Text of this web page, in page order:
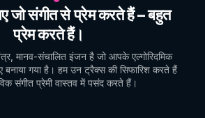
जो संगीत से प्रेम करते हैं – बहुत
प्रेम करते हैं।
मानव-संचालित इंजन है जो आपके एल्गोरिदमिक
गया है। हम उन ट्रैक्स की सिफारिश करते हैं
संगीत प्रेमी वास्तव में पसंद करते हैं।